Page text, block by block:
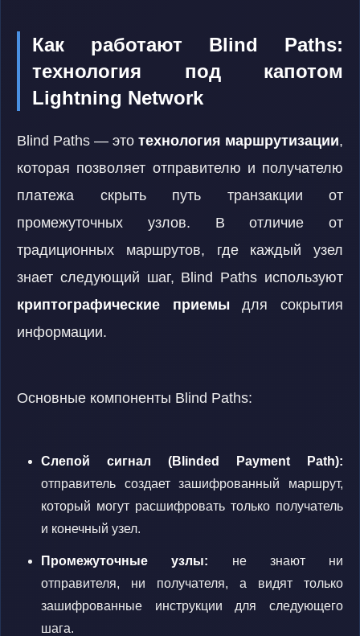
Как работают Blind Paths:
технология под капотом
Lightning Network
Blind Paths — это технология маршрутизации,
которая позволяет отправителю и получателю
платежа скрыть путь транзакции от
промежуточных узлов. В отличие от
традиционных маршрутов, где каждый узел
знает следующий шаг, Blind Paths используют
криптографические приемыдля сокрытия
информации.
Основные компоненты Blind Paths:
Слепой сигнал (Blinded Payment Path):
отправитель создает зашифрованный маршрут,
который могут расшифровать только получатель
и конечный узел.
Промежуточные узлы: не знают ни
отправителя, ни получателя, а видят только
зашифрованные инструкции для следующего
шага.